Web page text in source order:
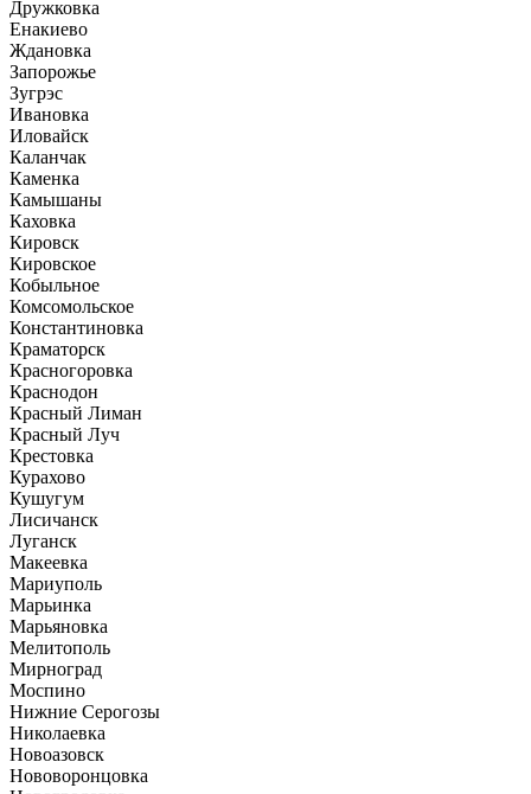
Дружковка
Енакиево
Ждановка
Запорожье
Зугрэс
Ивановка
Иловайск
Каланчак
Каменка
Камышаны
Каховка
Кировск
Кировское
Кобыльное
Комсомольское
Константиновка
Краматорск
Красногоровка
Краснодон
Красный Лиман
Красный Луч
Крестовка
Курахово
Кушугум
Лисичанск
Луганск
Макеевка
Мариуполь
Марьинка
Марьяновка
Мелитополь
Мирноград
Моспино
Нижние Серогозы
Николаевка
Новоазовск
Нововоронцовка